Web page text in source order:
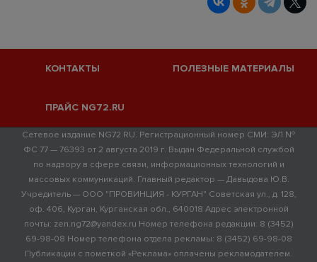
КОНТАКТЫ ПОЛЕЗНЫЕ МАТЕРИАЛЫ
ПРАЙС NG72.RU
Сетевое издание NG72.RU. Регистрационный номер СМИ: ЭЛ №
ФС 77 — 76393 от 2 августа 2019 г. Выдан Федеральной службой
по надзору в сфере связи, информационных технологий и
массовых коммуникаций. Главный редактор — Давыдова Ю.В.
Учредитель — ООО "ПРОВИНЦИЯ - КУРГАН" Советская ул., д. 128,
оф. 406, Курган, Курганская обл., 640018 Адрес электронной
почты: zen.ng72@yandex.ru Номер телефона редакции: 8 (3452)
69-98-08 Номер телефона отдела рекламы: 8 (3452) 69-98-08
Публикации с пометкой «Реклама» оплачены рекламодателем.